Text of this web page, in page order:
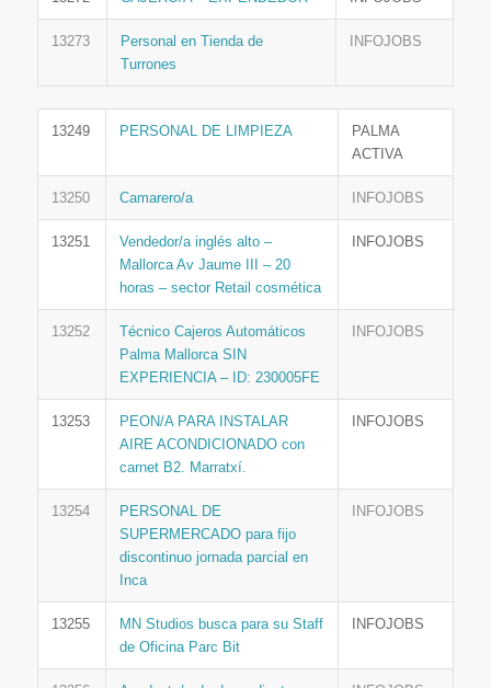
13273
Personal en Tienda de
Turrones
INFOJOBS
13249 PERSONAL DE LIMPIEZA
PALMA
ACTIVA
13250 Camarero/a INFOJOBS
13251
Vendedor/a inglés alto –
Mallorca Av Jaume III – 20
horas – sector Retail cosmética
INFOJOBS
13252
Técnico Cajeros Automáticos
Palma Mallorca SIN
EXPERIENCIA – ID: 230005FE
INFOJOBS
13253
PEON/A PARA INSTALAR
AIRE ACONDICIONADO con
carnet B2. Marratxí.
INFOJOBS
13254
PERSONAL DE
SUPERMERCADO para fijo
discontinuo jornada parcial en
Inca
INFOJOBS
13255
MN Studios busca para su Staff
de Oficina Parc Bit
INFOJOBS